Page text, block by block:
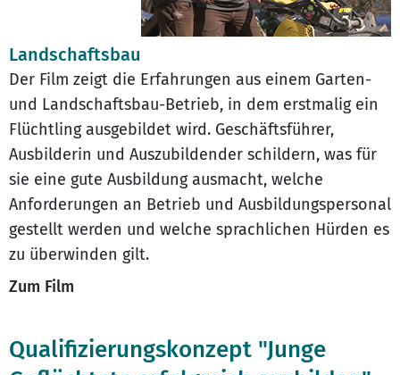
Landschaftsbau
Der Film zeigt die Erfahrungen aus einem Garten-
und Landschaftsbau-Betrieb, in dem erstmalig ein
Flüchtling ausgebildet wird. Geschäftsführer,
Ausbilderin und Auszubildender schildern, was für
sie eine gute Ausbildung ausmacht, welche
Anforderungen an Betrieb und Ausbildungspersonal
gestellt werden und welche sprachlichen Hürden es
zu überwinden gilt.
Zum Film
Qualifizierungskonzept "Junge